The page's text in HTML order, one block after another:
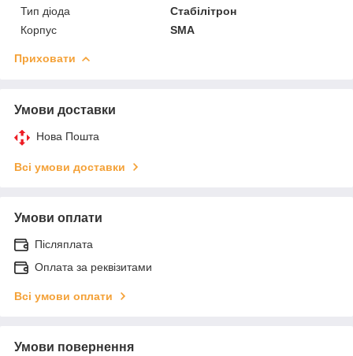
Тип діода
Стабілітрон
Корпус
SMA
Приховати
Умови доставки
Нова Пошта
Всі умови доставки
Умови оплати
Післяплата
Оплата за реквізитами
Всі умови оплати
Умови повернення